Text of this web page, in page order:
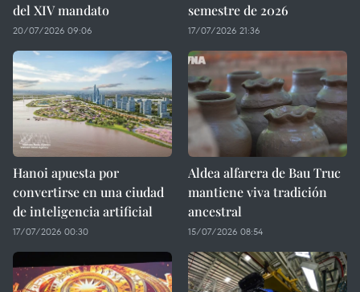
del XIV mandato
20/07/2026 09:06
semestre de 2026
17/07/2026 21:36
Hanoi apuesta por
convertirse en una ciudad
de inteligencia artificial
17/07/2026 00:30
Aldea alfarera de Bau Truc
mantiene viva tradición
ancestral
15/07/2026 08:54